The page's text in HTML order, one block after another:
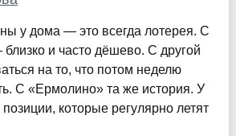
у дома — это всегда лотерея. С
и часто дёшево. С другой
на то, что потом неделю
С «Ермолино» та же история. У
которые регулярно летят